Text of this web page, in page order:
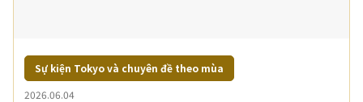
Sự kiện Tokyo và chuyên đề theo mùa
2026.06.04